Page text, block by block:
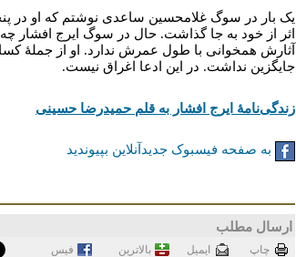
یک بار در سوگ غلامحسین ساعدی نوشتم که او در
اثر از خود به جا گذاشت. حال در سوگ ایرج افشار
آثارش همخوانی با طول عمرش ندارد. او از جملۀ
جایگزین نداشت. در این ادعا اغراق نیست.
زندگی‌نامۀ ایرج افشار به قلم حمیدرضا حسینی
به صفحه فیسبوک جدیدآنلاین بپیوندید
ارسال مطلب
چاپ ايميل بالاترین
فيس